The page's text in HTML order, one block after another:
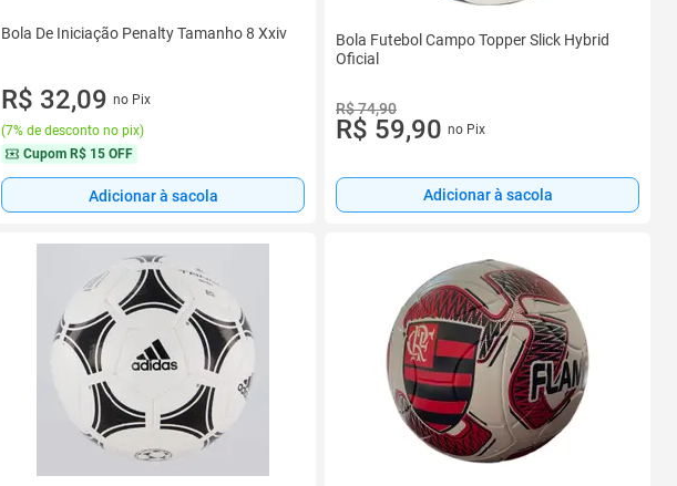
Bola De Iniciação Penalty Tamanho 8 Xxiv
R$ 32,09 no Pix
(7% de desconto no pix)
Cupom R$ 15 OFF
Adicionar à sacola
Bola Futebol Campo Topper Slick Hybrid
Oficial
R$ 74,90
R$ 59,90 no Pix
Adicionar à sacola